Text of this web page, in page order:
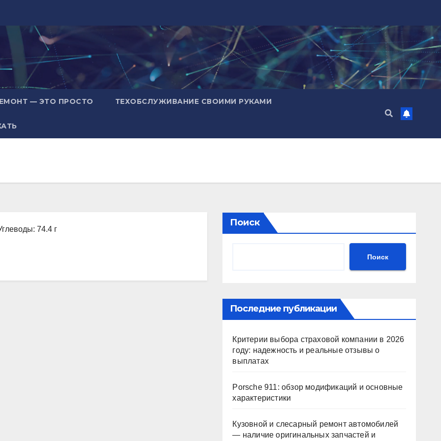
— ЭТО ПРОСТО ТЕХОБСЛУЖИВАНИЕ СВОИМИ РУКАМИ
74.4 г
Поиск
Поиск
Последние публикации
Критерии выбора страховой компании в 2026
году: надежность и реальные отзывы о
выплатах
Porsche 911: обзор модификаций и основные
характеристики
Кузовной и слесарный ремонт автомобилей
— наличие оригинальных запчастей и